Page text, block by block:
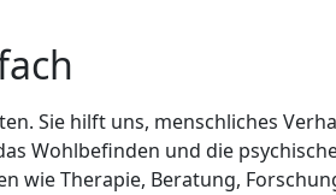
Sie hilft uns, menschliches
Wohlbefinden und die
wie Therapie, Beratung,